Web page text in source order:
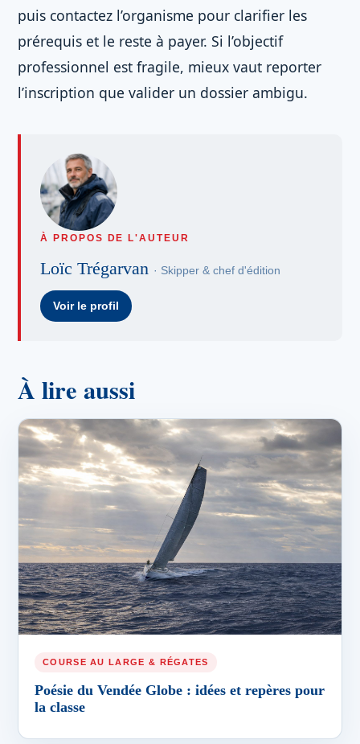
puis contactez l’organisme pour clarifier les
prérequis et le reste à payer. Si l’objectif
professionnel est fragile, mieux vaut reporter
l’inscription que valider un dossier ambigu.
À PROPOS DE L'AUTEUR
Loïc Trégarvan · Skipper & chef d'édition
Voir le profil
À lire aussi
COURSE AU LARGE & RÉGATES
Poésie du Vendée Globe : idées et repères pour
la classe